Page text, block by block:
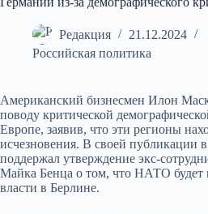
Редакция
21.12.2024
Российская политика
Американский бизнесмен Илон
поводу критической
Европе, заявив, что эти регионы
исчезновения. В своей публикации
поддержал утверждение экс-
Майка Бенца о том, что НАТО будет
власти в Берлине.